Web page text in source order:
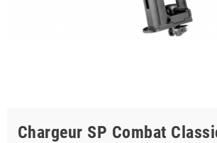
Chargeur SP Combat